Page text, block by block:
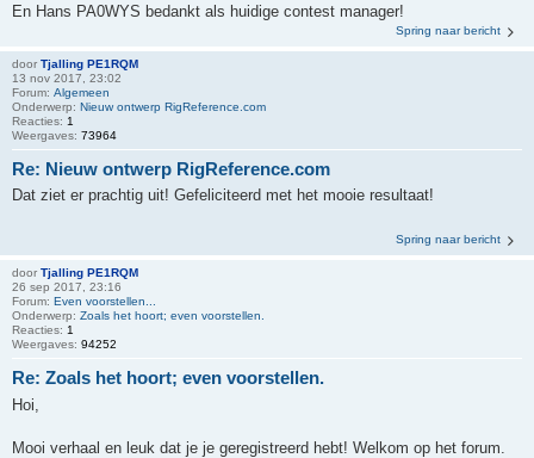
En Hans PA0WYS bedankt als huidige contest manager!
Spring naar bericht
door Tjalling PE1RQM
13 nov 2017, 23:02
Forum: Algemeen
Onderwerp: Nieuw ontwerp RigReference.com
Reacties: 1
Weergaves: 73964
Re: Nieuw ontwerp RigReference.com
Dat ziet er prachtig uit! Gefeliciteerd met het mooie resultaat!
Spring naar bericht
door Tjalling PE1RQM
26 sep 2017, 23:16
Forum: Even voorstellen...
Onderwerp: Zoals het hoort; even voorstellen.
Reacties: 1
Weergaves: 94252
Re: Zoals het hoort; even voorstellen.
Hoi,
Mooi verhaal en leuk dat je je geregistreerd hebt! Welkom op het forum.